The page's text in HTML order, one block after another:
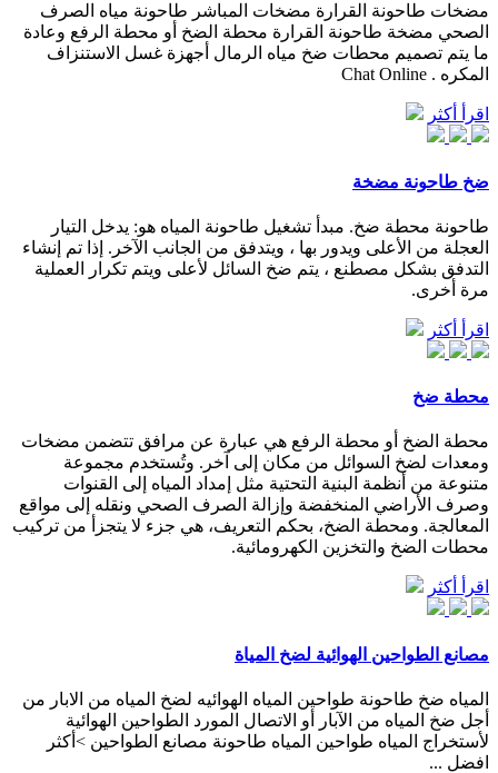
مضخات طاحونة القرارة مضخات المباشر طاحونة مياه الصرف
الصحي مضخة طاحونة القرارة محطة الضخ أو محطة الرفع وعادة
ما يتم تصميم محطات ضخ مياه الرمال أجهزة غسل الاستنزاف
المكره . Chat Online
اقرأ أكثر
ضخ طاحونة مضخة
طاحونة محطة ضخ. مبدأ تشغيل طاحونة المياه هو: يدخل التيار
العجلة من الأعلى ويدور بها ، ويتدفق من الجانب الآخر. إذا تم إنشاء
التدفق بشكل مصطنع ، يتم ضخ السائل لأعلى ويتم تكرار العملية
مرة أخرى.
اقرأ أكثر
محطة ضخ
محطة الضخ أو محطة الرفع هي عبارة عن مرافق تتضمن مضخات
ومعدات لضخ السوائل من مكان إلى آخر. وتُستخدم مجموعة
متنوعة من أنظمة البنية التحتية مثل إمداد المياه إلى القنوات
وصرف الأراضي المنخفضة وإزالة الصرف الصحي ونقله إلى مواقع
المعالجة. ومحطة الضخ، بحكم التعريف، هي جزء لا يتجزأ من تركيب
محطات الضخ والتخزين الكهرومائية.
اقرأ أكثر
مصانع الطواحين الهوائية لضخ المياة
المياه ضخ طاحونة طواحين المياه الهوائيه لضخ المياه من الابار من
أجل ضخ المياه من الآبار أو الاتصال المورد الطواحين الهوائية
لأستخراج المياه طواحين المياه طاحونة مصانع الطواحين >أكثر
افضل ...